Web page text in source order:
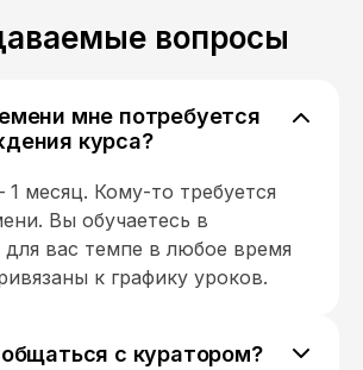
вопросы
мне потребуется
курса?
месяц. Кому-то требуется
Вы обучаетесь в
вас темпе в любое время
к графику уроков.
с куратором?